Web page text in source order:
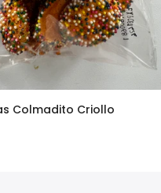
Colmadito Criollo